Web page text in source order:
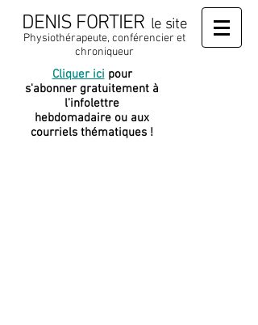
DENIS FORTIER le site
Physiothérapeute, conférencier et
chroniqueur
Cliquer ici pour
s'abonner gratuitement à
l'infolettre
hebdomadaire ou aux
courriels thématiques !